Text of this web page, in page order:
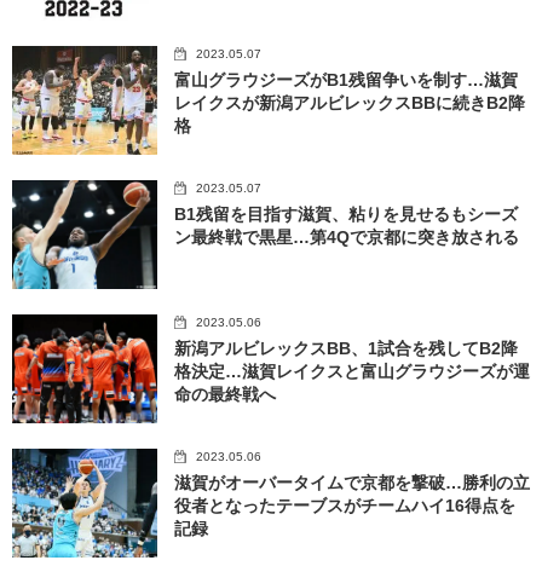
2023.05.07
富山グラウジーズがB1残留争いを制す…滋賀
レイクスが新潟アルビレックスBBに続きB2降
格
2023.05.07
B1残留を目指す滋賀、粘りを見せるもシーズ
ン最終戦で黒星…第4Qで京都に突き放される
2023.05.06
新潟アルビレックスBB、1試合を残してB2降
格決定…滋賀レイクスと富山グラウジーズが運
命の最終戦へ
2023.05.06
滋賀がオーバータイムで京都を撃破…勝利の立
役者となったテーブスがチームハイ16得点を
記録